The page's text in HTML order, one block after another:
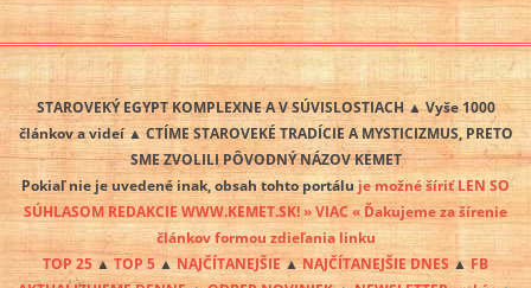
STAROVEKÝ EGYPT KOMPLEXNE A V SÚVISLOSTIACH ▲ Vyše 1000
článkov a videí ▲ CTÍME STAROVEKÉ TRADÍCIE A MYSTICIZMUS, PRETO
SME ZVOLILI PÔVODNÝ NÁZOV KEMET
Pokiaľ nie je uvedené inak, obsah tohto portálu je možné šíriť LEN SO
SÚHLASOM REDAKCIE WWW.KEMET.SK! » VIAC « Ďakujeme za šírenie
článkov formou zdieľania linku
TOP 25 ▲ TOP 5▲NAJČÍTANEJŠIE▲NAJČÍTANEJŠIE DNES ▲FB